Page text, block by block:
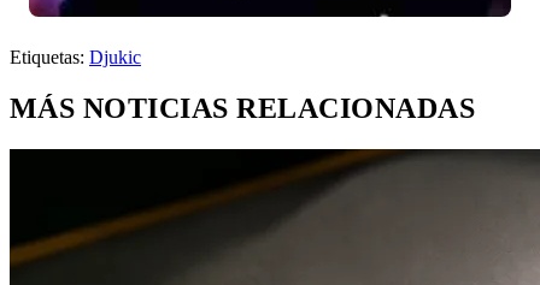
Etiquetas: Djukic
MÁS NOTICIAS RELACIONADAS